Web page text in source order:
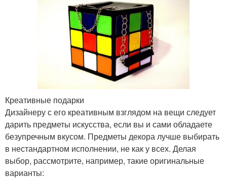
Креативные подарки
Дизайнеру с его креативным взглядом на вещи следует
дарить предметы искусства, если вы и сами обладаете
безупречным вкусом. Предметы декора лучше выбирать
в нестандартном исполнении, не как у всех. Делая
выбор, рассмотрите, например, такие оригинальные
варианты: